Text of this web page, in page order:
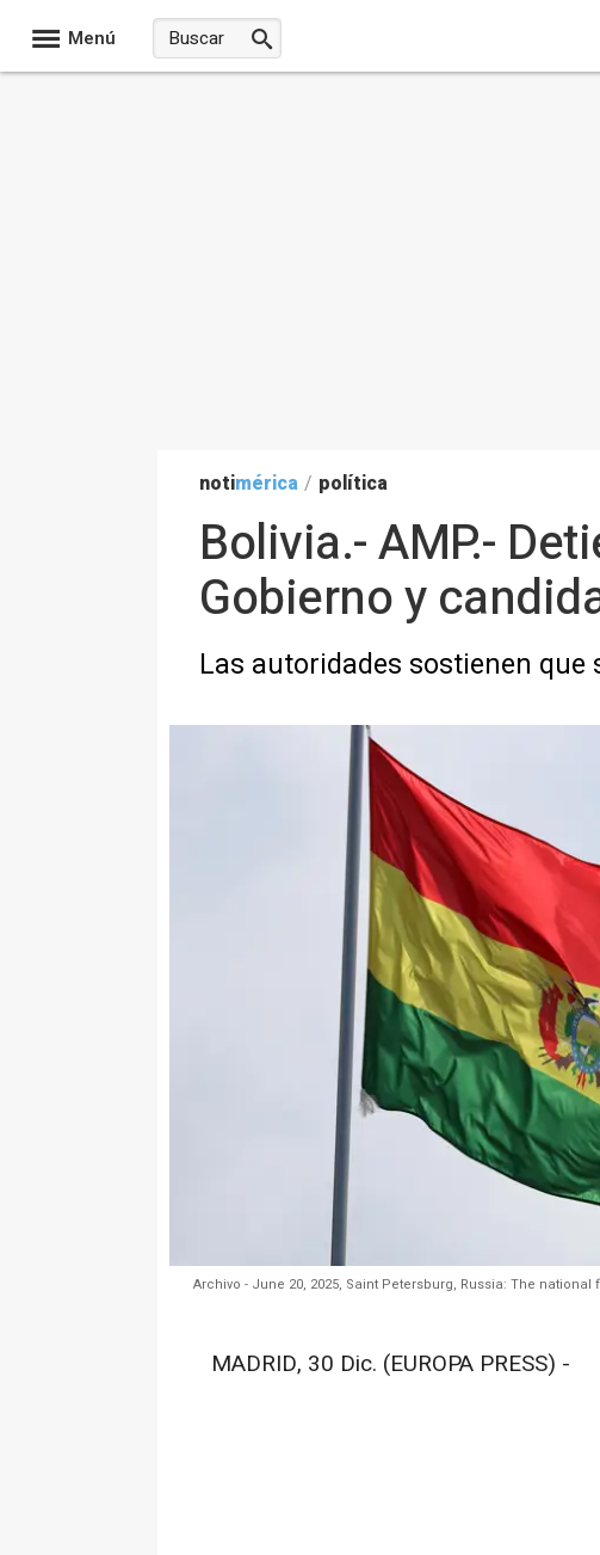
Menú
notimérica / política
Bolivia.- AMP.-
Gobierno y
Las autoridades sostienen
Archivo - June 20, 2025, Saint Petersburg, Russia: The
MADRID, 30 Dic. (EUROPA PRESS) -